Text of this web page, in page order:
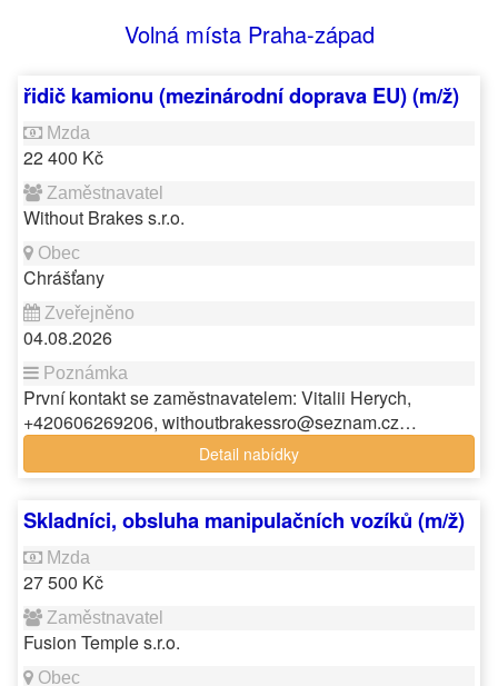
Volná místa Praha-západ
řidič kamionu (mezinárodní doprava EU) (m/ž)
22 400 Kč
Without Brakes s.r.o.
Chrášťany
04.08.2026
První kontakt se zaměstnavatelem: Vitalii Herych,
+420606269206, withoutbrakessro@seznam.cz…
Detail nabídky
Skladníci, obsluha manipulačních vozíků (m/ž)
27 500 Kč
Fusion Temple s.r.o.